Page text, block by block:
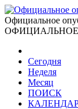
Официальное
Сегодня
Неделя
Месяц
ПОИСК